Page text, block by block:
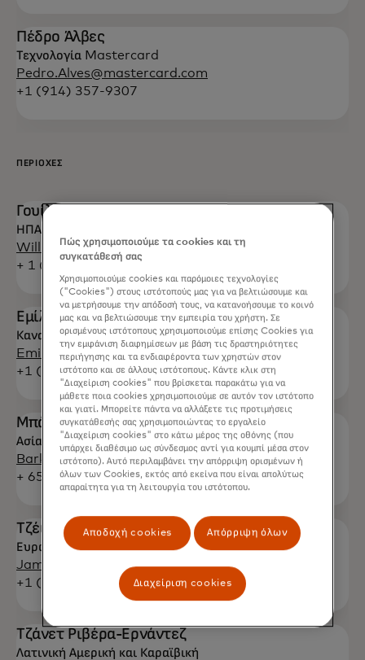
Πέδρο Άλβες
Τεχνολογία Mastercard
Pedro.Alves@mastercard.com
+1 (914) 357-9307
ΠΕΡΙΟΧΈΣ
Γουίλ Ο'Κόνορ
ΗΠΑ και Καναδάς
Will.O'Connor@mastercard.com
+ 1 (914) 249-2121
Εμίλια Μπουσίνσκας
Καναδάς
Emilija.Businskas@mastercard.com
+1 (437) 244-6282
Μπάρκα Πατέλ
Ασία-Ειρηνικός
Barkha.Patel@mastercard.com
+ 65 6390-6012
Τζέιμς Ίσοκσον
Ευρώπη
James.Issokson@mastercard.com
+1 (914) 249-6286
Τζάνετ Ριβέρα-Ερνάντεζ
Λατινική Αμερική και Καραϊβική
Πώς χρησιμοποιούμε τα cookies και τη
συγκατάθεσή σας
Χρησιμοποιούμε cookies και παρόμοιες τεχνολογίες
("Cookies") στους ιστότοπούς μας για να βελτιώσουμε και
να μετρήσουμε την απόδοσή τους, να κατανοήσουμε το κοινό
μας και να βελτιώσουμε την εμπειρία του χρήστη. Σε
ορισμένους ιστότοπους χρησιμοποιούμε επίσης Cookies για
την εμφάνιση διαφημίσεων με βάση τις δραστηριότητες
περιήγησης και τα ενδιαφέροντα των χρηστών στον
ιστότοπο και σε άλλους ιστότοπους. Κάντε κλικ στη
"Διαχείριση cookies" που βρίσκεται παρακάτω για να
μάθετε ποια cookies χρησιμοποιούμε σε αυτόν τον ιστότοπο
και γιατί. Μπορείτε πάντα να αλλάξετε τις προτιμήσεις
συγκατάθεσής σας χρησιμοποιώντας το εργαλείο
"Διαχείριση cookies" στο κάτω μέρος της οθόνης (που
υπάρχει διαθέσιμο ως σύνδεσμος αντί για κουμπί μέσα στον
ιστότοπο). Αυτό περιλαμβάνει την απόρριψη ορισμένων ή
όλων των Cookies, εκτός από εκείνα που είναι απολύτως
απαραίτητα για τη λειτουργία του ιστότοπου.
Αποδοχή cookies Απόρριψη όλων
Διαχείριση cookies